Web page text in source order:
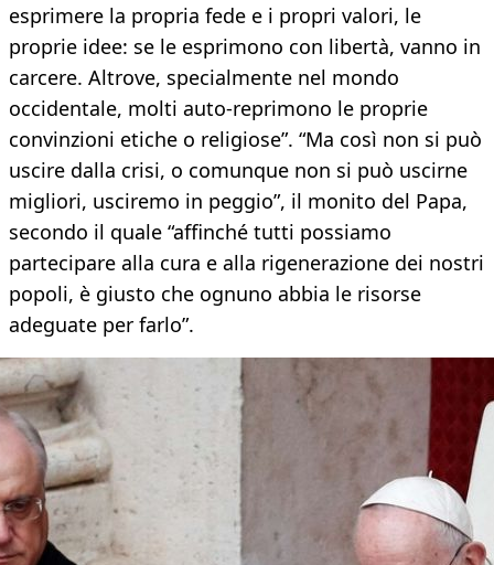
esprimere la propria fede e i propri valori, le
proprie idee: se le esprimono con libertà, vanno in
carcere. Altrove, specialmente nel mondo
occidentale, molti auto-reprimono le proprie
convinzioni etiche o religiose”. “Ma così non si può
uscire dalla crisi, o comunque non si può uscirne
migliori, usciremo in peggio”, il monito del Papa,
secondo il quale “affinché tutti possiamo
partecipare alla cura e alla rigenerazione dei nostri
popoli, è giusto che ognuno abbia le risorse
adeguate per farlo”.